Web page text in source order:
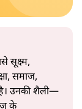
सूक्ष्म,
समाज,
उनकी शैली—